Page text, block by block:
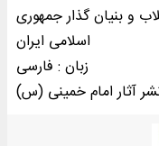
و بنیان گذار جمهوری
اسلامی ایران
زبان : فارسی
آثار امام خمينی (س)